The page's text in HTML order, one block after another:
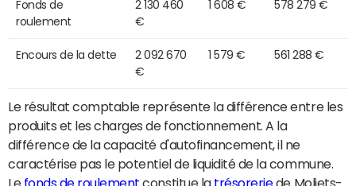
Fonds de
roulement
2 130 460
€
1 608 € 578 279 €
Encours de la dette
2 092 670
€
1 579 € 561 288 €
Le résultat comptable représente la différence entre les
produits et les charges de fonctionnement. A la
différence de la capacité d'autofinancement, il ne
caractérise pas le potentiel de liquidité de la commune.
Le fonds de roulement constitue la trésoreriede Moliets-